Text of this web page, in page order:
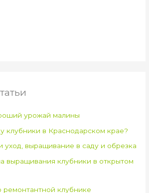
урожай малины
клубники в Краснодарском крае?
уход, выращивание в саду и обрезка
выращивания клубники в открытом
ремонтантной клубнике